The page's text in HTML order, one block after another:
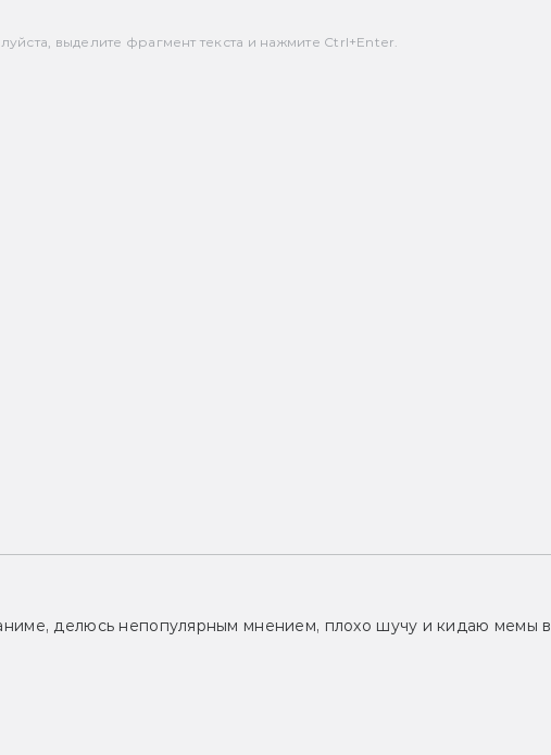
выделите фрагмент текста и нажмите Ctrl+Enter.
делюсь непопулярным мнением, плохо шучу и кидаю мемы в